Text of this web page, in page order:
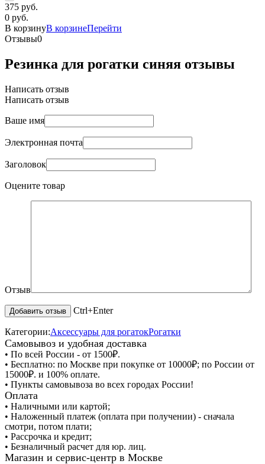
375 руб.
0 руб.
В корзинуВ корзинеПерейти
Отзывы0
Резинка для рогатки синяя отзывы
Написать отзыв
Написать отзыв
Ваше имя
Электронная почта
Заголовок
Оцените товар
Отзыв
Ctrl+Enter
Категории:Аксессуары для рогатокРогатки
Самовывоз и удобная доставка
• По всей России - от 1500₽.
• Бесплатно: по Москве при покупке от 10000₽; по России от
15000₽. и 100% оплате.
• Пункты самовывоза во всех городах России!
Оплата
• Наличными или картой;
• Наложенный платеж (оплата при получении) - сначала
смотри, потом плати;
• Рассрочка и кредит;
• Безналичный расчет для юр. лиц.
Магазин и сервис-центр в Москве